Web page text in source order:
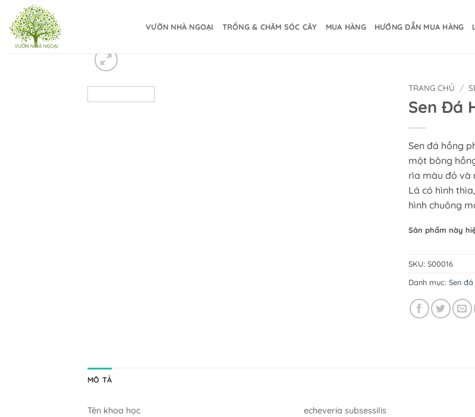
qua
nội
dung
VƯỜN NHÀ NGOẠI TRỒNG & CHĂM SÓC CÂY MUA HÀNG HƯỚNG DẪN MUA HÀNG
TRANG CHỦ /
Sen Đá
Sen đá hồng
một bông
rìa màu đỏ và
Lá có hình
hình chuông
Sản phẩm này
SKU: S00016
Danh mục: Sen đá
MÔ TẢ
Tên khoa học
echeveria subsessilis